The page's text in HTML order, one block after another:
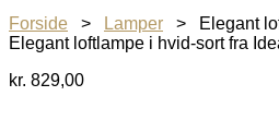
Forside > Lamper > Elegant
Elegant loftlampe i hvid-sort fra
kr. 829,00